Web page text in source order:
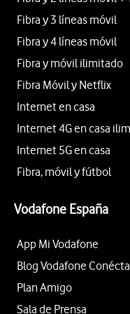
Fibra y 3 líneas móvil
Fibra y 4 líneas móvil
Fibra y móvil ilimitado
Fibra Móvil y Netflix
Internet en casa
Internet 4G en casa
Internet 5G en casa
Fibra, móvil y fútbol
Vodafone España
App Mi Vodafone
Blog Vodafone
Plan Amigo
Sala de Prensa